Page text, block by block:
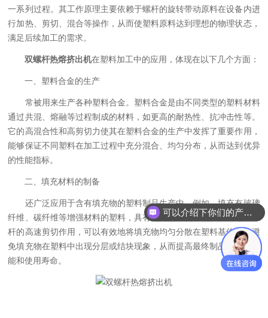
一系列过程。其工作原理主要依赖于螺杆的旋转带动原料在设备内进
行加热、剪切、混合等操作，从而使塑料原料达到理想的物理状态，
满足后续加工的需求。
双螺杆热熔挤出机在塑料加工中的应用，体现在以下几个方面：
一、塑料合金的生产
常被用来生产各种塑料合金。塑料合金是由不同类型的塑料材料
通过共混、熔融等过程制成的材料，如更高的耐热性、抗冲击性等。
它的高混合性和高剪切力使其在塑料合金的生产中发挥了重要作用，
能够保证不同塑料在加工过程中充分混合、均匀分布，从而达到优异
的性能指标。
二、填充材料的制备
还广泛应用于含有填充物的塑料制品生产中。例如，填充有玻璃
纤维、碳纤维等增强材料的塑料，具有更高的强度和刚性。通过双螺
杆的高速剪切作用，可以有效地将填充物均匀分散在塑料基体中，避
免填充物在塑料中出现分层或结块现象，从而提高最终制品的力学性
能和使用寿命。
可以介绍下你们的产品么